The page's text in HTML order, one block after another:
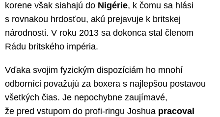
korene však siahajú do Nigérie, k čomu sa hlási
s rovnakou hrdosťou, akú prejavuje k britskej
národnosti. V roku 2013 sa dokonca stal členom
Rádu britského impéria.
Vďaka svojim fyzickým dispozíciám ho mnohí
odborníci považujú za boxera s najlepšou postavou
všetkých čias. Je nepochybne zaujímavé,
že pred vstupom do profi-ringu Joshua pracoval